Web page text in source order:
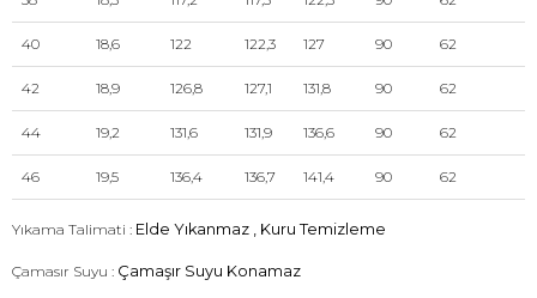
40 18,6 122 122,3 127 90 62
42 18,9 126,8 127,1 131,8 90 62
44 19,2 131,6 131,9 136,6 90 62
46 19,5 136,4 136,7 141,4 90 62
Yıkama Talimati : Elde Yıkanmaz , Kuru Temizleme
Çamasır Suyu : Çamaşır Suyu Konamaz